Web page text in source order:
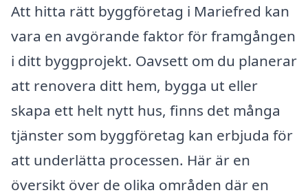
Att hitta rätt byggföretag i Mariefred kan
vara en avgörande faktor för framgången
i ditt byggprojekt. Oavsett om du planerar
att renovera ditt hem, bygga ut eller
skapa ett helt nytt hus, finns det många
tjänster som byggföretag kan erbjuda för
att underlätta processen. Här är en
översikt över de olika områden där en